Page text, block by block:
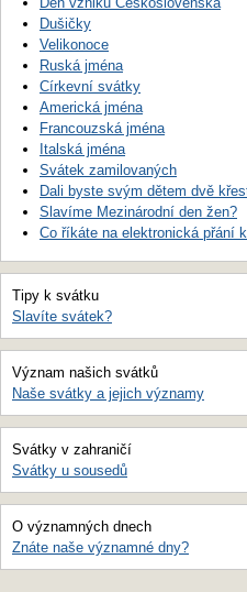
Dušičky
Velikonoce
Ruská jména
Církevní svátky
Americká jména
Francouzská jména
Italská jména
Svátek zamilovaných
Dali byste svým dětem dvě
Slavíme Mezinárodní den žen?
Co říkáte na elektronická přání
Tipy k svátku
Slavíte svátek?
Význam našich svátků
Naše svátky a jejich významy
Svátky v zahraničí
Svátky u sousedů
O významných dnech
Znáte naše významné dny?